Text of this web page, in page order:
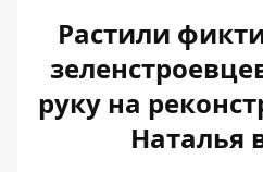
Растили
руку на
Наталья